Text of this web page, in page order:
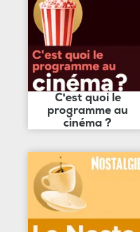
C'est quoi le
programme au
cinéma ?